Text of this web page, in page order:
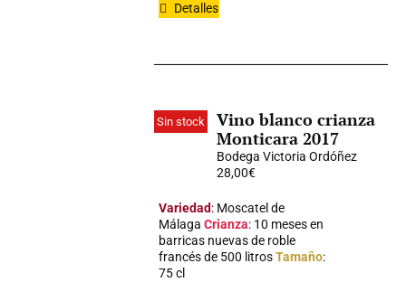
Detalles
Sin stock
Vino blanco crianza
Monticara 2017
Bodega Victoria Ordóñez
28,00€
Variedad: Moscatel de
Málaga Crianza: 10 meses en
barricas nuevas de roble
francés de 500 litrosTamaño:
75 cl